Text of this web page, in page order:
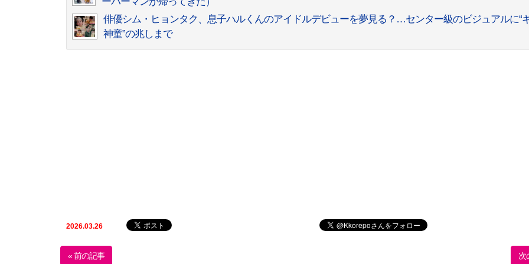
俳優シム・ヒョンタク、息子ハルくんのアイドルデビューを夢見る？…センター級のビジュアルに“
神童”の兆しまで
2026.03.26
« 前の記事 次